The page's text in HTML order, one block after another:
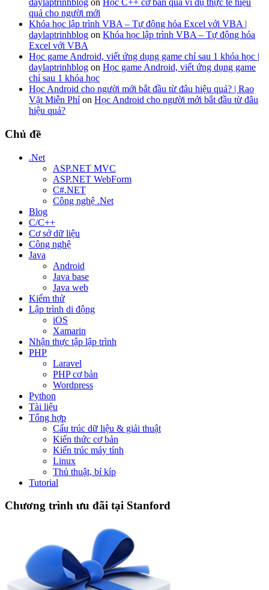
daylaptrinhblog on Học C++ cơ bản qua ví dụ thực tế hiệu
quả cho người mới
Khóa học lập trình VBA – Tự động hóa Excel với VBA |
daylaptrinhblog on Khóa học lập trình VBA – Tự động hóa
Excel với VBA
Học game Android, viết ứng dụng game chỉ sau 1 khóa học |
daylaptrinhblog on Học game Android, viết ứng dụng game
chỉ sau 1 khóa học
Học Android cho người mới bắt đầu từ đâu hiệu quả? | Rao
Vặt Miễn Phíon Học Android cho người mới bắt đầu từ đâu
hiệu quả?
Chủ đề
.Net
ASP.NET MVC
ASP.NET WebForm
C#.NET
Công nghệ .Net
Blog
C/C++
Cơ sở dữ liệu
Công nghệ
Java
Android
Java base
Java web
Kiểm thử
Lập trình di động
iOS
Xamarin
Nhận thực tập lập trình
PHP
Laravel
PHP cơ bản
Wordpress
Python
Tài liệu
Tổng hợp
Cấu trúc dữ liệu & giải thuật
Kiến thức cơ bản
Kiến trúc máy tính
Linux
Thủ thuật, bí kíp
Tutorial
Chương trình ưu đãi tại Stanford